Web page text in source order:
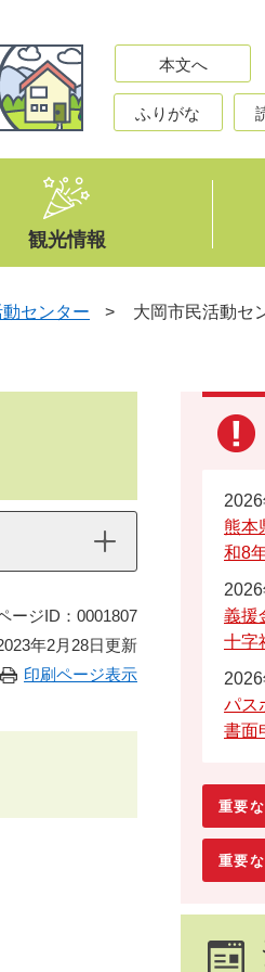
本文へ
ふりがな
観光情報
センター > 大岡市民活動セ
ージID：0001807
年2月28日更新
印刷ページ表示
熊本
和8
義援
十字
パス
書面
重要
重要